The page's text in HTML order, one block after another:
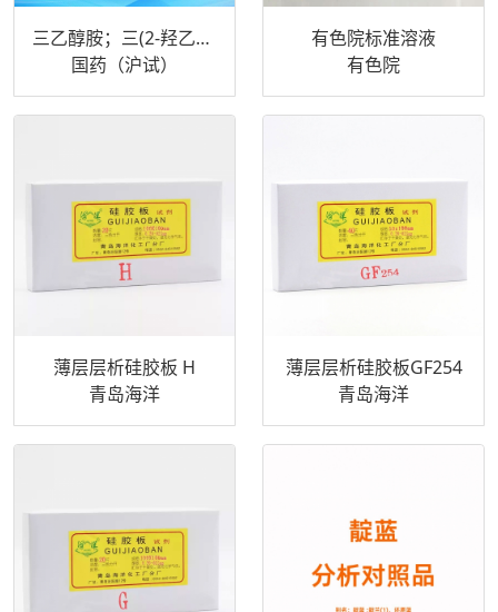
三乙醇胺；三(2-羟乙基)胺；2,2',2''-亚硝基三乙醇
国药（沪试）
有色院标准溶液
有色院
薄层层析硅胶板 H
青岛海洋
薄层层析硅胶板GF254
青岛海洋